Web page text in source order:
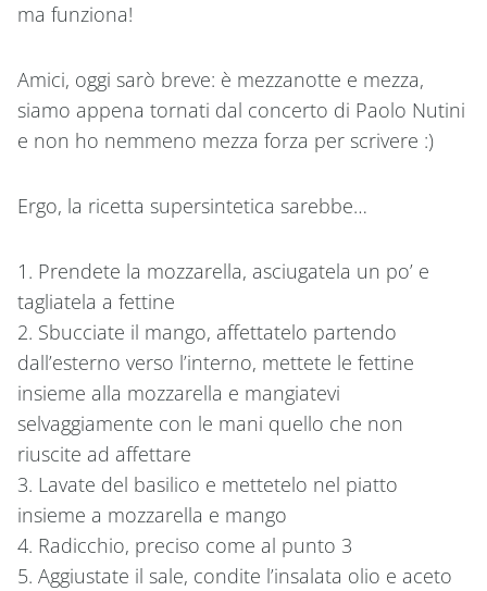
ma funziona!
Amici, oggi sarò breve: è mezzanotte e mezza,
siamo appena tornati dal concerto di Paolo Nutini
e non ho nemmeno mezza forza per scrivere :)
Ergo, la ricetta supersintetica sarebbe…
1. Prendete la mozzarella, asciugatela un po’ e
tagliatela a fettine
2. Sbucciate il mango, affettatelo partendo
dall’esterno verso l’interno, mettete le fettine
insieme alla mozzarella e mangiatevi
selvaggiamente con le mani quello che non
riuscite ad affettare
3. Lavate del basilico e mettetelo nel piatto
insieme a mozzarella e mango
4. Radicchio, preciso come al punto 3
5. Aggiustate il sale, condite l’insalata olio e aceto